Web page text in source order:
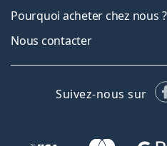
Pourquoi acheter chez nous ?
Nous contacter
Suivez-nous sur